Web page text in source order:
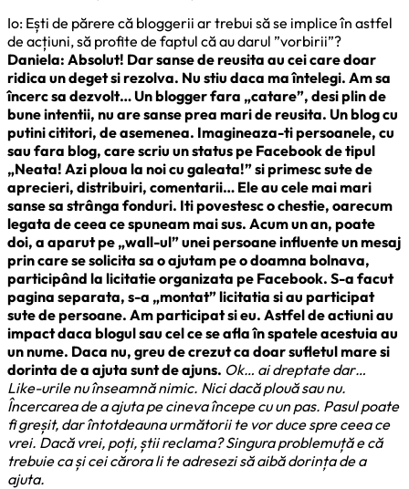
Io: Ești de părere că bloggerii ar trebui să se implice în astfel
de acțiuni, să profite de faptul că au darul ”vorbirii”?
Daniela: Absolut! Dar sanse de reusita au cei care doar
ridica un deget si rezolva. Nu stiu daca ma întelegi. Am sa
încerc sa dezvolt… Un blogger fara „catare”, desi plin de
bune intentii, nu are sanse prea mari de reusita. Un blog cu
putini cititori, de asemenea. Imagineaza-ti persoanele, cu
sau fara blog, care scriu un status pe Facebook de tipul
„Neata! Azi ploua la noi cu galeata!” si primesc sute de
aprecieri, distribuiri, comentarii… Ele au cele mai mari
sanse sa strânga fonduri. Iti povestesc o chestie, oarecum
legata de ceea ce spuneam mai sus. Acum un an, poate
doi, a aparut pe „wall-ul” unei persoane influente un mesaj
prin care se solicita sa o ajutam pe o doamna bolnava,
participând la licitatie organizata pe Facebook. S-a facut
pagina separata, s-a „montat” licitatia si au participat
sute de persoane. Am participat si eu. Astfel de actiuni au
impact daca blogul sau cel ce se afla în spatele acestuia au
un nume. Daca nu, greu de crezut ca doar sufletul mare si
dorinta de a ajuta sunt de ajuns. Ok… ai dreptate dar…
Like-urile nu înseamnă nimic. Nici dacă plouă sau nu.
Încercarea de a ajuta pe cineva începe cu un pas. Pasul poate
fi greșit, dar întotdeauna următorii te vor duce spre ceea ce
vrei. Dacă vrei, poți, știi reclama? Singura problemuță e că
trebuie ca și cei cărora li te adresezi să aibă dorința de a
ajuta.